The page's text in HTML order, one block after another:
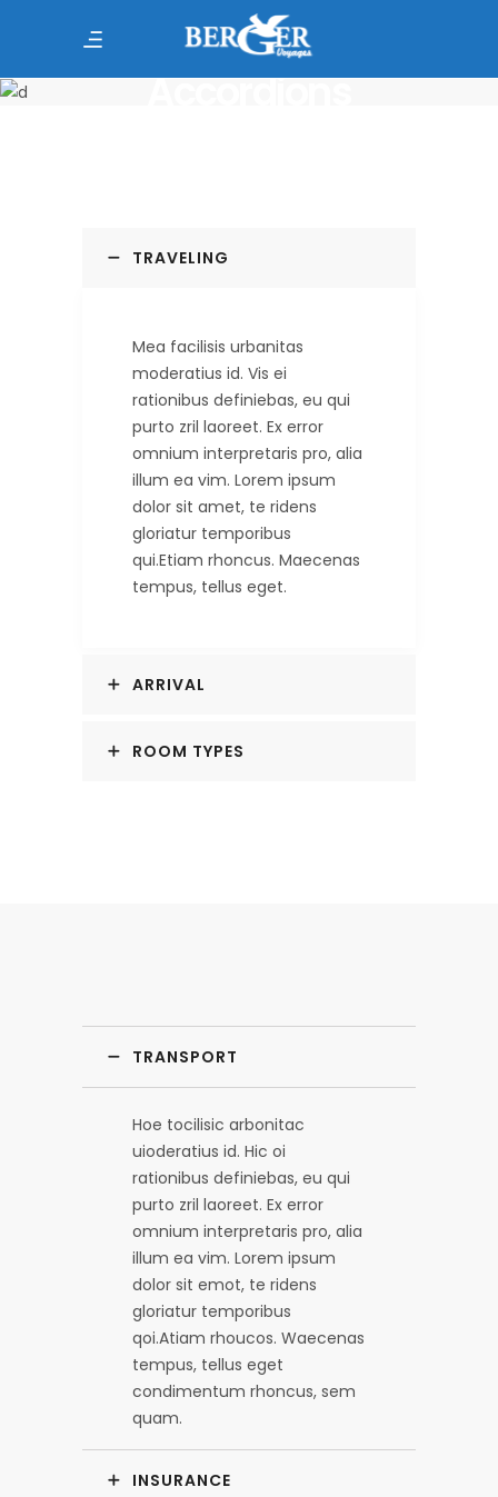
Accordions
TRAVELING
Mea facilisis urbanitas
moderatius id. Vis ei
rationibus definiebas, eu qui
purto zril laoreet. Ex error
omnium interpretaris pro, alia
illum ea vim. Lorem ipsum
dolor sit amet, te ridens
gloriatur temporibus
qui.Etiam rhoncus. Maecenas
tempus, tellus eget.
ARRIVAL
ROOM TYPES
TRANSPORT
Hoe tocilisic arbonitac
uioderatius id. Hic oi
rationibus definiebas, eu qui
purto zril laoreet. Ex error
omnium interpretaris pro, alia
illum ea vim. Lorem ipsum
dolor sit emot, te ridens
gloriatur temporibus
qoi.Atiam rhoucos. Waecenas
tempus, tellus eget
condimentum rhoncus, sem
quam.
INSURANCE